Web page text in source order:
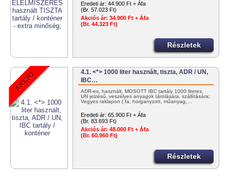
Eredeti ár: 44.900 Ft + Áfa
(Br. 57.023 Ft)
Akciós ár: 34.900 Ft + Áfa
(Br. 44.323 Ft)
Részletek
4.1. <*> 1000 liter használt, tiszta, ADR / UN,
IBC…
ADR-es, használt, MOSOTT IBC tartály 1000 literes,
UN jelzésű, veszélyes anyagok tárolására, szállítására;
Vegyes raklapon ( fa, horganyzott, műanyag,…
Eredeti ár: 65.900 Ft + Áfa
(Br. 83.693 Ft)
Akciós ár: 48.000 Ft + Áfa
(Br. 60.960 Ft)
Részletek